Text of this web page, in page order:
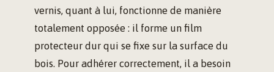
vernis, quant à lui, fonctionne de manière
totalement opposée : il forme un film
protecteur dur qui se fixe sur la surface du
bois. Pour adhérer correctement, il a besoin